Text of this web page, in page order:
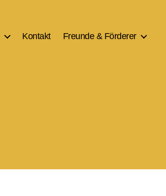
Kontakt Freunde & Förderer